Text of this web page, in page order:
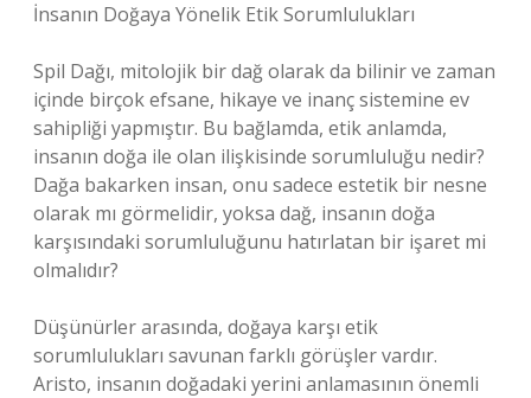
İnsanın Doğaya Yönelik Etik Sorumlulukları
Spil Dağı, mitolojik bir dağ olarak da bilinir ve zaman
içinde birçok efsane, hikaye ve inanç sistemine ev
sahipliği yapmıştır. Bu bağlamda, etik anlamda,
insanın doğa ile olan ilişkisinde sorumluluğu nedir?
Dağa bakarken insan, onu sadece estetik bir nesne
olarak mı görmelidir, yoksa dağ, insanın doğa
karşısındaki sorumluluğunu hatırlatan bir işaret mi
olmalıdır?
Düşünürler arasında, doğaya karşı etik
sorumlulukları savunan farklı görüşler vardır.
Aristo, insanın doğadaki yerini anlamasının önemli